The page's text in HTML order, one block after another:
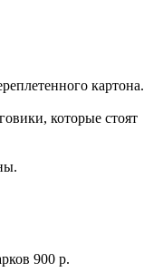
картона.
которые стоят
900 р.